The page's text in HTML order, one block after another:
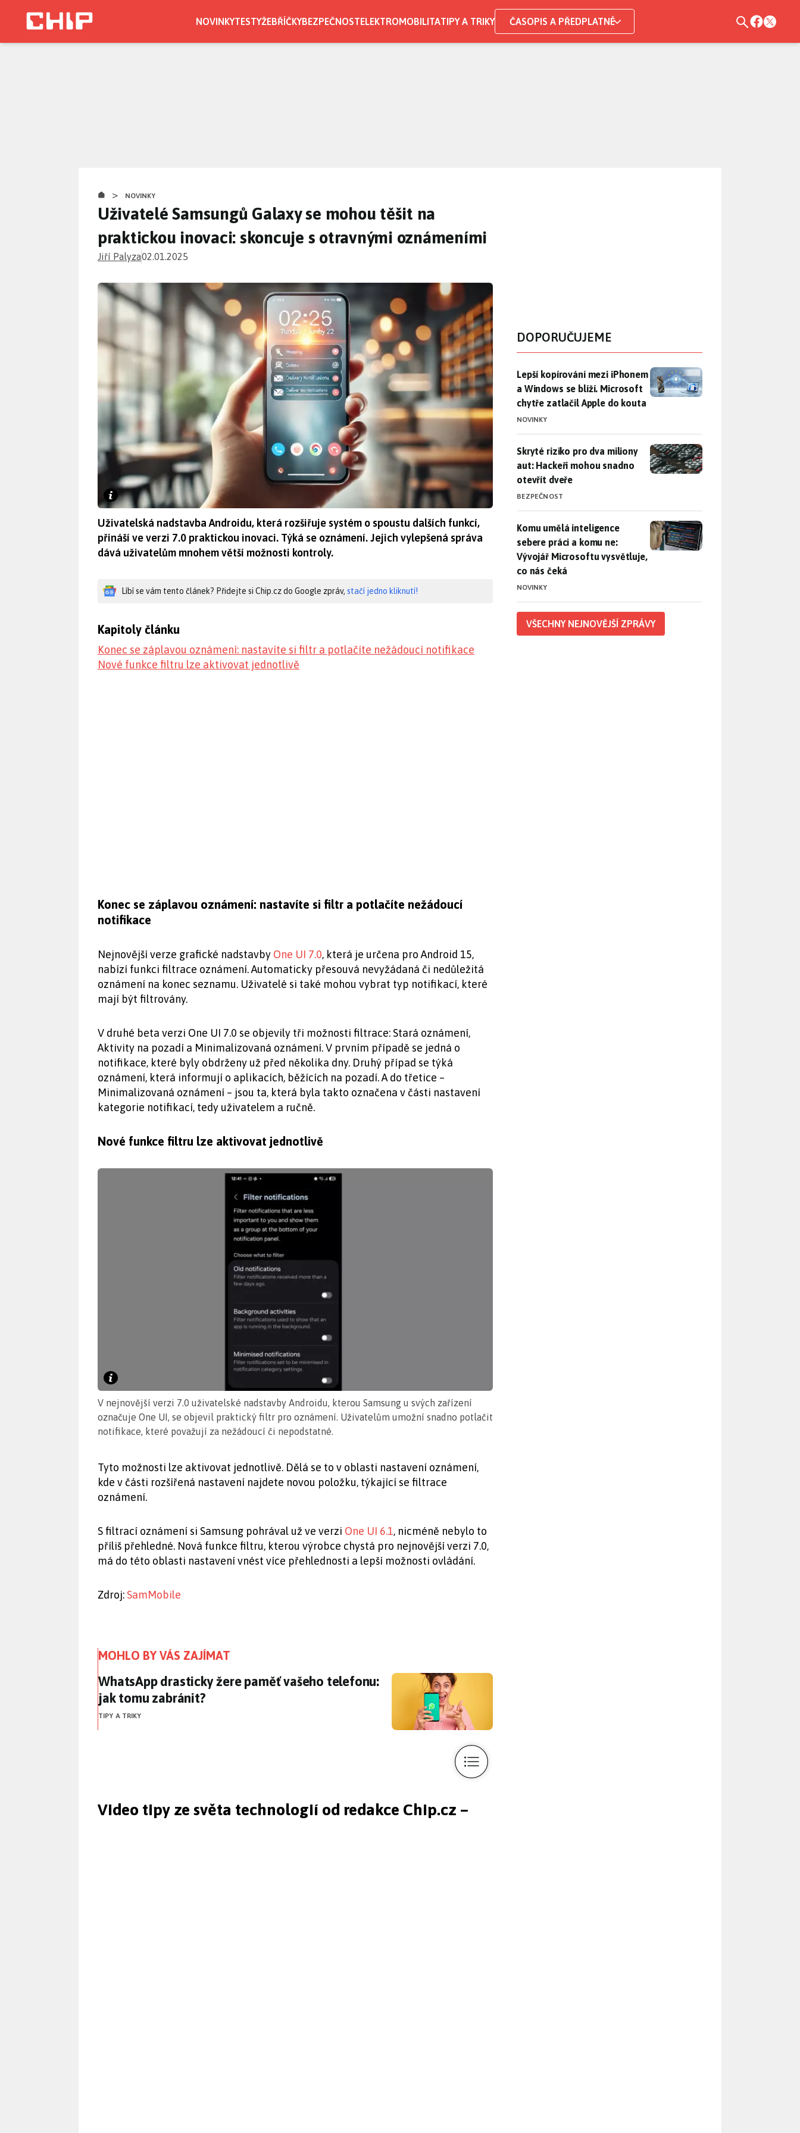
NOVINKYTESTYŽEBŘÍČKYBEZPEČNOSTELEKTROMOBILITATIPY A TRIKY ČASOPIS A PŘEDPLATNÉ
> NOVINKY
Uživatelé Samsungů Galaxy se mohou těšit na
praktickou inovaci: skoncuje s otravnými oznámeními
Jiří Palyza02.01.2025
Uživatelská nadstavba Androidu, která rozšiřuje systém o spoustu dalších funkcí,
přináší ve verzi 7.0 praktickou inovaci. Týká se oznámení. Jejich vylepšená správa
dává uživatelům mnohem větší možnosti kontroly.
Líbí se vám tento článek? Přidejte si Chip.cz do Google zpráv, stačí jedno kliknutí!
Kapitoly článku
Konec se záplavou oznámení: nastavíte si filtr a potlačíte nežádoucí notifikace
Nové funkce filtru lze aktivovat jednotlivě
Konec se záplavou oznámení: nastavíte si filtr a potlačíte nežádoucí
notifikace
Nejnovější verze grafické nadstavby One UI 7.0, která je určena pro Android 15,
nabízí funkci filtrace oznámení. Automaticky přesouvá nevyžádaná či nedůležitá
oznámení na konec seznamu. Uživatelé si také mohou vybrat typ notifikací, které
mají být filtrovány.
V druhé beta verzi One UI 7.0 se objevily tři možnosti filtrace: Stará oznámení,
Aktivity na pozadí a Minimalizovaná oznámení. V prvním případě se jedná o
notifikace, které byly obdrženy už před několika dny. Druhý případ se týká
oznámení, která informují o aplikacích, běžících na pozadí. A do třetice –
Minimalizovaná oznámení – jsou ta, která byla takto označena v části nastavení
kategorie notifikací, tedy uživatelem a ručně.
Nové funkce filtru lze aktivovat jednotlivě
V nejnovější verzi 7.0 uživatelské nadstavby Androidu, kterou Samsung u svých zařízení
označuje One UI, se objevil praktický filtr pro oznámení. Uživatelům umožní snadno potlačit
notifikace, které považují za nežádoucí či nepodstatné.
Tyto možnosti lze aktivovat jednotlivě. Dělá se to v oblasti nastavení oznámení,
kde v části rozšířená nastavení najdete novou položku, týkající se filtrace
oznámení.
S filtrací oznámení si Samsung pohrával už ve verzi One UI 6.1, nicméně nebylo to
příliš přehledné. Nová funkce filtru, kterou výrobce chystá pro nejnovější verzi 7.0,
má do této oblasti nastavení vnést více přehlednosti a lepší možnosti ovládání.
Zdroj: SamMobile
MOHLO BY VÁS ZAJÍMAT
WhatsApp drasticky žere paměť vašeho telefonu: jak tomu zabránit?
WhatsApp drasticky žere paměť vašeho telefonu:
jak tomu zabránit?
TIPY A TRIKY
Video tipy ze světa technologií od redakce Chip.cz –
DOPORUČUJEME
Lepší kopírování mezi iPhonem a Windows se blíží. Microsoft
Lepší kopírování mezi iPhonem
a Windows se blíží. Microsoft
chytře zatlačil Apple do kouta
NOVINKY
Skryté riziko pro dva miliony aut: Hackeři mohou snadno otevřít
Skryté riziko pro dva miliony
aut: Hackeři mohou snadno
otevřít dveře
BEZPEČNOST
Komu umělá inteligence sebere práci a komu ne: Vývojář
Komu umělá inteligence
sebere práci a komu ne:
Vývojář Microsoftu vysvětluje,
co nás čeká
NOVINKY
VŠECHNY NEJNOVĚJŠÍ ZPRÁVY